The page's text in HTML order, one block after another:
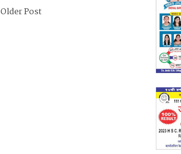
Older Post